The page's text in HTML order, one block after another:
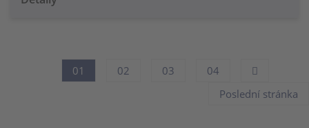
01 02 03
04
Poslední stránka